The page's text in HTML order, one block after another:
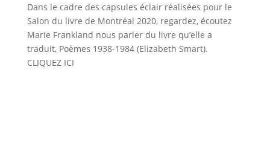
Dans le cadre des capsules éclair réalisées pour le
Salon du livre de Montréal 2020, regardez, écoutez
Marie Frankland nous parler du livre qu’elle a
traduit, Poèmes 1938-1984 (Elizabeth Smart).
CLIQUEZ ICI